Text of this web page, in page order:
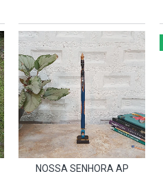
NOSSA SENHORA AP